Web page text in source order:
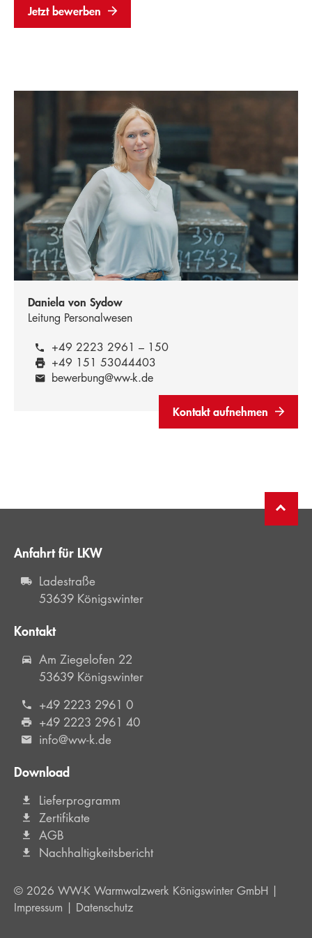
Jetzt bewerben
Daniela von Sydow
Leitung Personalwesen
+49 2223 2961 – 150
+49 151 53044403
bewerbung@ww-k.de
Kontakt aufnehmen
Anfahrt für LKW
Ladestraße
53639 Königswinter
Kontakt
Am Ziegelofen 22
53639 Königswinter
+49 2223 2961 0
+49 2223 2961 40
info@ww-k.de
Download
Lieferprogramm
Zertifikate
AGB
Nachhaltigkeitsbericht
© 2026 WW-K Warmwalzwerk Königswinter GmbH |
Impressum
Datenschutz